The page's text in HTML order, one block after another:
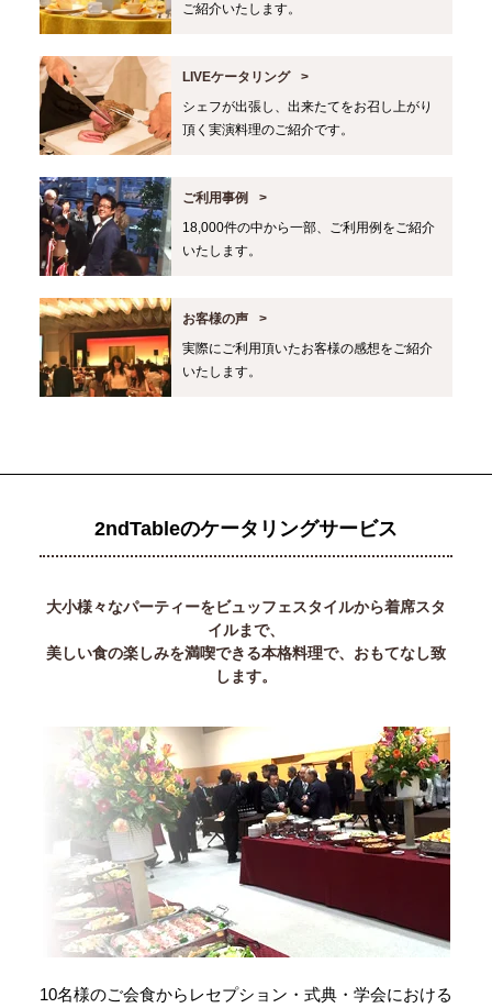
ご紹介いたします。
LIVEケータリング
シェフが出張し、出来たてをお召し上がり
頂く実演料理のご紹介です。
ご利用事例
18,000件の中から一部、ご利用例をご紹介
いたします。
お客様の声
実際にご利用頂いたお客様の感想をご紹介
いたします。
2ndTableのケータリングサービス
大小様々なパーティーをビュッフェスタイルから着席スタ
イルまで、
美しい食の楽しみを満喫できる本格料理で、おもてなし致
します。
10名様のご会食からレセプション・式典・学会における